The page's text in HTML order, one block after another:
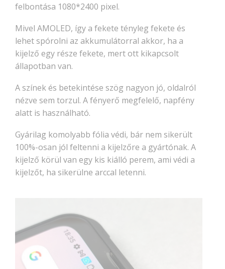
felbontása 1080*2400 pixel.
Mivel AMOLED, így a fekete tényleg fekete és
lehet spórolni az akkumulátorral akkor, ha a
kijelző egy része fekete, mert ott kikapcsolt
állapotban van.
A színek és betekintése szög nagyon jó, oldalról
nézve sem torzul. A fényerő megfelelő, napfény
alatt is használható.
Gyárilag komolyabb fólia védi, bár nem sikerült
100%-osan jól feltenni a kijelzőre a gyártónak. A
kijelző körül van egy kis kiálló perem, ami védi a
kijelzőt, ha sikerülne arccal letenni.